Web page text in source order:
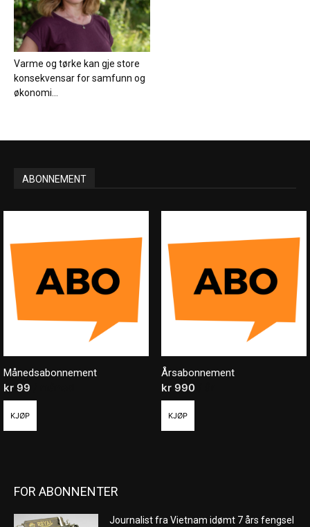
Varme og tørke kan gje store
konsekvensar for samfunn og
økonomi...
ABONNEMENT
Månedsabonnement
kr 99
KJØP
Årsabonnement
kr990
KJØP
FOR ABONNENTER
Journalist fra Vietnam idømt 7 års fengsel